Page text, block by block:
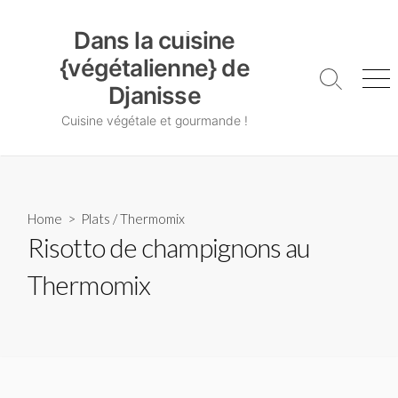
Dans la cuisine
{végétalienne} de
Djanisse
Cuisine végétale et gourmande !
Search
Home > Plats /Thermomix
Risotto de champignons au
Thermomix